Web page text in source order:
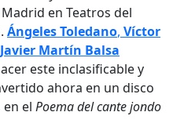
en Teatros del
Ángeles Toledano, Víctor
Javier Martín Balsa
este inclasificable y
ahora en un disco
el Poema del cante jondo